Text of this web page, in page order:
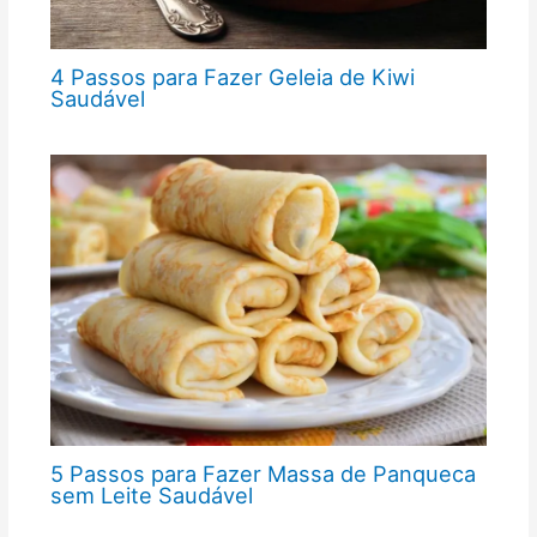
4 Passos para Fazer Geleia de Kiwi
Saudável
5 Passos para Fazer Massa de Panqueca
sem Leite Saudável